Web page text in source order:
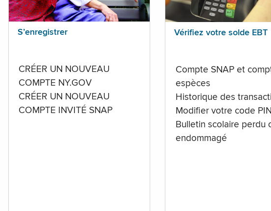
S’enregistrer
CRÉER UN NOUVEAU
COMPTE NY.GOV
CRÉER UN NOUVEAU
COMPTE INVITÉ SNAP
Vérifiez votre solde EBT
Compte SNAP et
espèces
Historique des
Modifier votre code PIN
Bulletin scolaire perdu
endommagé